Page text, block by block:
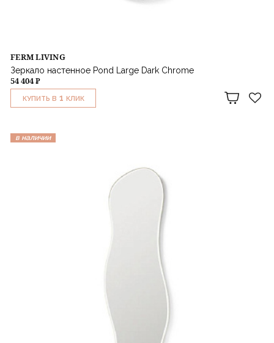
FERM LIVING
Зеркало настенное Pond Large Dark Chrome
54 404 ₽
КУПИТЬ В 1 КЛИК
в наличии